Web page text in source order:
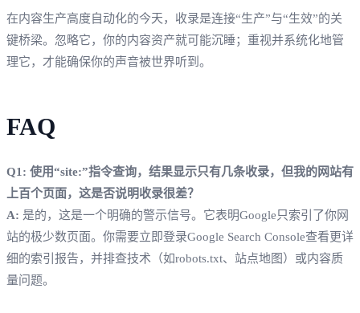
在内容生产高度自动化的今天，收录是连接“生产”与“生效”的关
键桥梁。忽略它，你的内容资产就可能沉睡；重视并系统化地管
理它，才能确保你的声音被世界听到。
FAQ
Q1: 使用“site:”指令查询，结果显示只有几条收录，但我的网站有
上百个页面，这是否说明收录很差？
A: 是的，这是一个明确的警示信号。它表明Google只索引了你网
站的极少数页面。你需要立即登录Google Search Console查看更详
细的索引报告，并排查技术（如robots.txt、站点地图）或内容质
量问题。